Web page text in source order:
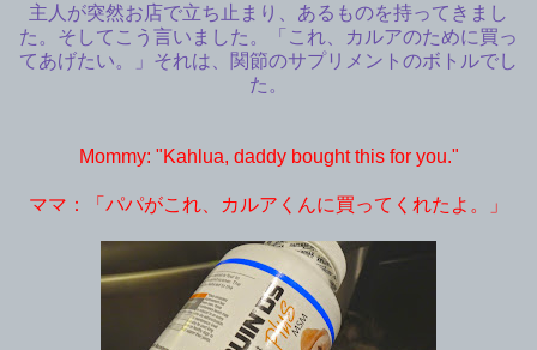
主人が突然お店で立ち止まり、あるものを持ってきまし
た。そしてこう言いました。「これ、カルアのために買っ
てあげたい。」それは、関節のサプリメントのボトルでし
た。
Mommy: "Kahlua, daddy bought this for you."
ママ：「パパがこれ、カルアくんに買ってくれたよ。」